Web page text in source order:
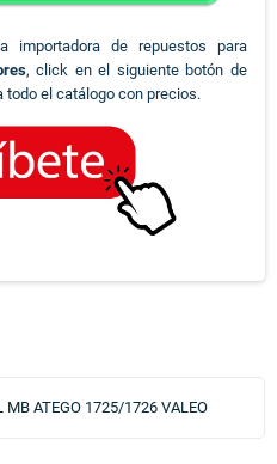
importadora de repuestos para
, click en el siguiente botón de
todo el catálogo con precios.
MB ATEGO 1725/1726 VALEO